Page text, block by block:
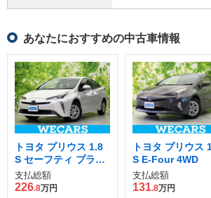
あなたにおすすめの中古車情報
トヨタ プリウス 1.8
S セーフティ プラスI
I E-Four 4WD
支払総額
226.8万円
トヨタ プリウス
S E-Four 4WD
支払総額
131.8万円